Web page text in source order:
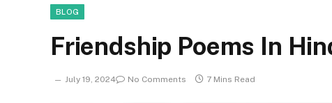
BLOG
Friendship Poems In
July 19, 2024 No Comments 7 Mins Read